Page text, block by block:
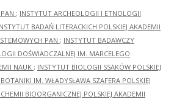
; INSTYTUT ARCHEOLOGII I ETNOLOGII
BADAŃ LITERACKICH POLSKIEJ AKADEMII
PAN ; INSTYTUT BADAWCZY
DOŚWIADCZALNEJ IM. MARCELEGO
NAUK ; INSTYTUT BIOLOGII SSAKÓW POLSKIEJ
IM. WŁADYSŁAWA SZAFERA POLSKIEJ
BIOORGANICZNEJ POLSKIEJ AKADEMII